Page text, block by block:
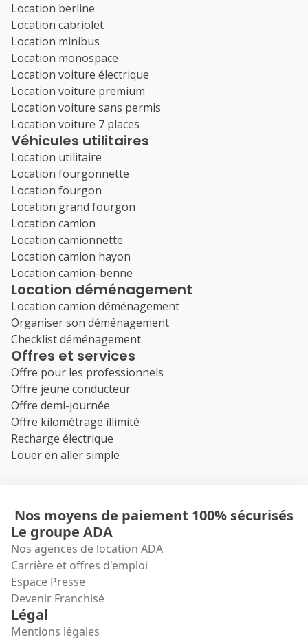
Location berline
Location cabriolet
Location minibus
Location monospace
Location voiture électrique
Location voiture premium
Location voiture sans permis
Location voiture 7 places
Véhicules utilitaires
Location utilitaire
Location fourgonnette
Location fourgon
Location grand fourgon
Location camion
Location camionnette
Location camion hayon
Location camion-benne
Location déménagement
Location camion déménagement
Organiser son déménagement
Checklist déménagement
Offres et services
Offre pour les professionnels
Offre jeune conducteur
Offre demi-journée
Offre kilométrage illimité
Recharge électrique
Louer en aller simple
Nos moyens de paiement 100% sécurisés
Le groupe ADA
Nos agences de location ADA
Carrière et offres d'emploi
Espace Presse
Devenir Franchisé
Légal
Mentions légales